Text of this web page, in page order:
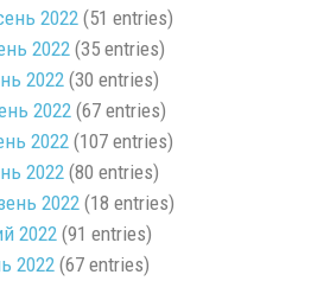
2022(51 entries)
2022(35 entries)
2022(30 entries)
2022(67 entries)
2022(107 entries)
2022(80 entries)
2022(18 entries)
2022(91 entries)
2022(67 entries)